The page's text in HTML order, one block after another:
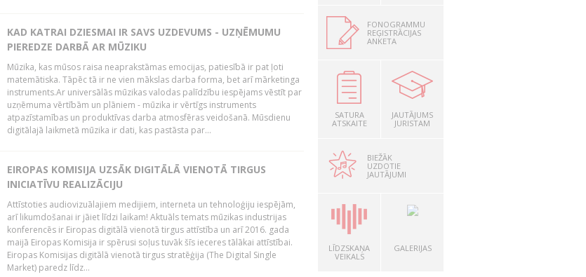
KAD KATRAI DZIESMAI IR SAVS UZDEVUMS - UZŅĒMUMU
PIEREDZE DARBĀ AR MŪZIKU
Mūzika, kas mūsos raisa neaprakstāmas emocijas, patiesībā ir pat ļoti
matemātiska. Tāpēc tā ir ne vien mākslas darba forma, bet arī mārketinga
instruments.Ar universālās mūzikas valodas palīdzību iespējams vēstīt par
uzņēmuma vērtībām un plāniem - mūzika ir vērtīgs instruments
atpazīstamības un produktīvas darba atmosfēras veidošanā. Mūsdienu
digitālajā laikmetā mūzika ir dati, kas pastāsta par...
EIROPAS KOMISIJA UZSĀK DIGITĀLĀ VIENOTĀ TIRGUS
INICIATĪVU REALIZĀCIJU
Attīstoties audiovizuālajiem medijiem, interneta un tehnoloģiju iespējām,
arī likumdošanai ir jāiet līdzi laikam! Aktuāls temats mūzikas industrijas
konferencēs ir Eiropas digitālā vienotā tirgus attīstība un arī 2016. gada
maijā Eiropas Komisija ir spērusi soļus tuvāk šīs ieceres tālākai attīstībai.
Eiropas Komisijas digitālā vienotā tirgus stratēģija (The Digital Single
Market) paredz līdz...
FONOGRAMMU
REĢISTRĀCIJAS
ANKETA
SATURA
ATSKAITE
JAUTĀJUMS
JURISTAM
BIEŽĀK
UZDOTIE
JAUTĀJUMI
LĪDZSKAŅA
VEIKALS
GALERIJAS